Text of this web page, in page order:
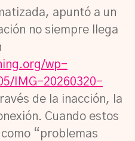
apuntó a un
no siempre llega
wp-
IMG-20260320-
de la inacción, la
Cuando estos
“problemas